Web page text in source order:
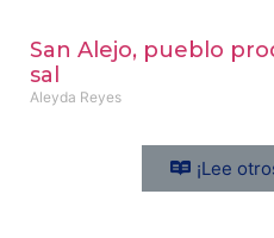
San Alejo, pueblo
sal
Aleyda Reyes
¡Lee